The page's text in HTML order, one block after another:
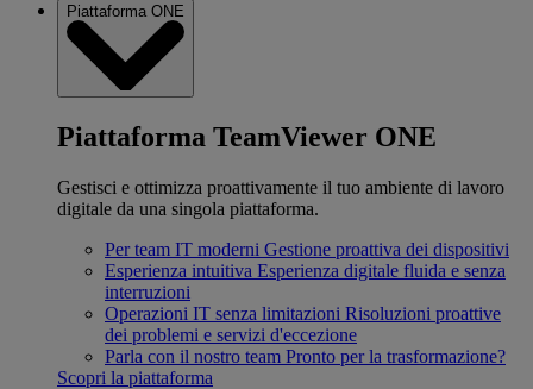
Piattaforma ONE
Piattaforma TeamViewer ONE
Gestisci e ottimizza proattivamente il tuo ambiente di lavoro
digitale da una singola piattaforma.
Per team IT moderni Gestione proattiva dei dispositivi
Esperienza intuitiva Esperienza digitale fluida e senza
interruzioni
Operazioni IT senza limitazioni Risoluzioni proattive
dei problemi e servizi d'eccezione
Parla con il nostro team Pronto per la trasformazione?
Scopri la piattaforma